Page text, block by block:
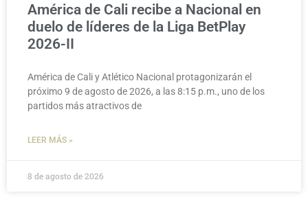
América de Cali recibe a Nacional en
duelo de líderes de la Liga BetPlay
2026-II
América de Cali y Atlético Nacional protagonizarán el
próximo 9 de agosto de 2026, a las 8:15 p.m., uno de los
partidos más atractivos de
LEER MÁS »
8 de agosto de 2026